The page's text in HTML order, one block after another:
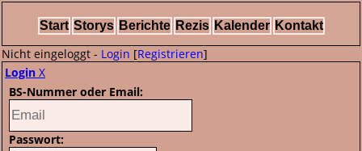
Start Storys Berichte Rezis Kalender Kontakt
Nicht eingeloggt - Login [Registrieren]
Login X
BS-Nummer oder Email:
Passwort: